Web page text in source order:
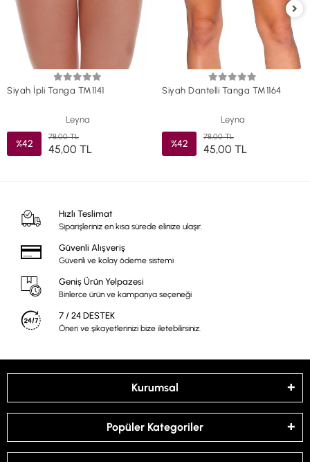
Siyah İpli Tanga TM1141
Leyna
%42
78,00 TL
45,00 TL
Siyah Dantelli Tanga TM1164
Leyna
%42
78,00 TL
45,00 TL
Hızlı Teslimat
Siparişleriniz en kısa sürede elinize ulaşır.
Güvenli Alışveriş
Güvenli ve kolay ödeme sistemi
Geniş Ürün Yelpazesi
Binlerce ürün ve kampanya seçeneği
7 / 24 DESTEK
Öneri ve şikayetlerinizi bize iletebilirsiniz.
Kurumsal
Popüler Kategoriler